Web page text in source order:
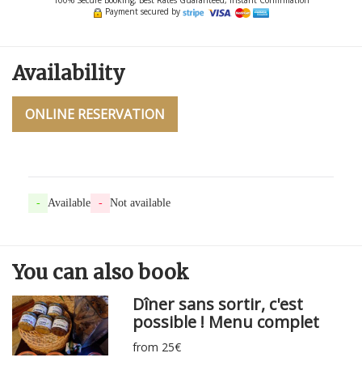
Payment secured by
Availability
ONLINE RESERVATION
- Available - Not available
You can alsobook
Dîner sans sortir, c'est
possible ! Menu complet
from 25€